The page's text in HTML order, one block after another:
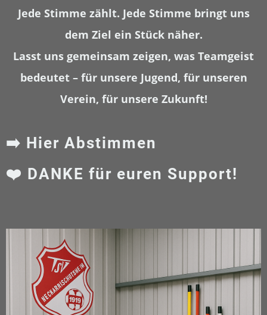
Jede Stimme zählt. Jede Stimme bringt uns
dem Ziel ein Stück näher.
Lasst uns gemeinsam zeigen, was Teamgeist
bedeutet – für unsere Jugend, für unseren
Verein, für unsere Zukunft!
➡️ Hier Abstimmen
❤️ DANKE für euren Support!